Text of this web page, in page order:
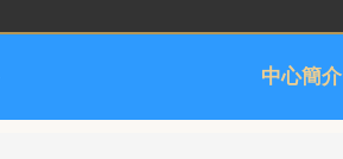
中心簡介